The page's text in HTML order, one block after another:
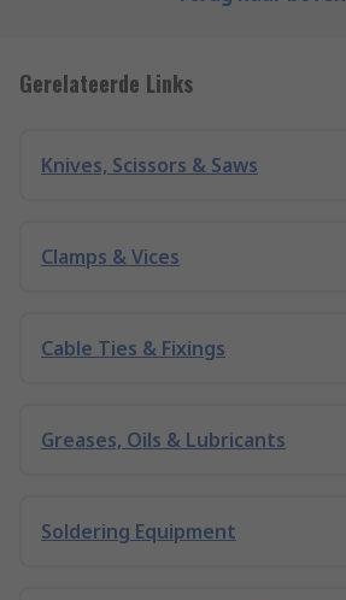
Gerelateerde Links
Knives, Scissors & Saws
Clamps & Vices
Cable Ties & Fixings
Greases, Oils & Lubricants
Soldering Equipment